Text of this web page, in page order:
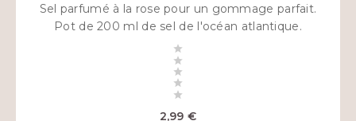
Sel parfumé à la rose pour un gommage parfait.
Pot de 200 ml de sel de l'océan atlantique.





2,99 €Prix